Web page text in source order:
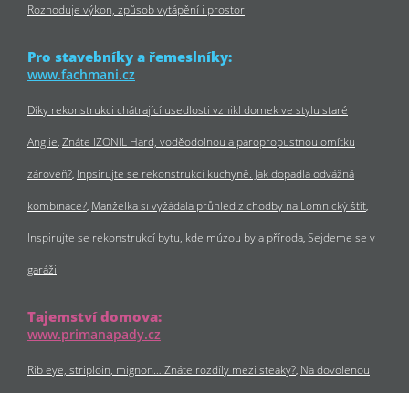
Rozhoduje výkon, způsob vytápění i prostor
Pro stavebníky a řemeslníky:
www.fachmani.cz
Díky rekonstrukci chátrající usedlosti vznikl domek ve stylu staré
Anglie Znáte IZONIL Hard, voděodolnou a paropropustnou omítku
zároveň? Inpsirujte se rekonstrukcí kuchyně. Jak dopadla odvážná
kombinace? Manželka si vyžádala průhled z chodby na Lomnický štít
Inspirujte se rekonstrukcí bytu, kde múzou byla příroda Sejdeme se v
garáži
Tajemství domova:
www.primanapady.cz
Rib eye, striploin, mignon… Znáte rozdíly mezi steaky? Na dovolenou